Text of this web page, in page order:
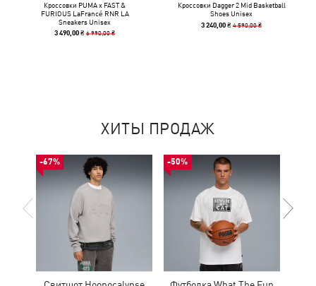
Кроссовки PUMA x FAST &
FURIOUS LaFrancé RNR LA
Sneakers Unisex
3 490,00 ₴6 990,00 ₴
Кроссовки Dagger 2 Mid Basketball
Shoes Unisex
3 240,00 ₴4 590,00 ₴
ХИТЫ ПРОДАЖ
-67% -50%